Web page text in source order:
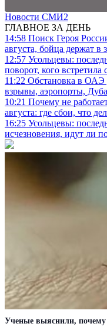
Новости СМИ2
ГЛАВНОЕ ЗА ДЕНЬ
14:58 Поиск Героя
августа, бойца держат в
12:57 Усольцевы:
поворот, кого встретила
11:22 Обстановка в ОАЭ
взрывы, аэропорты,
10:21 Почему не
августа: где сбои, что
16:25 Усольцевы:
исчезновения, идут ли
Ученые выяснили,